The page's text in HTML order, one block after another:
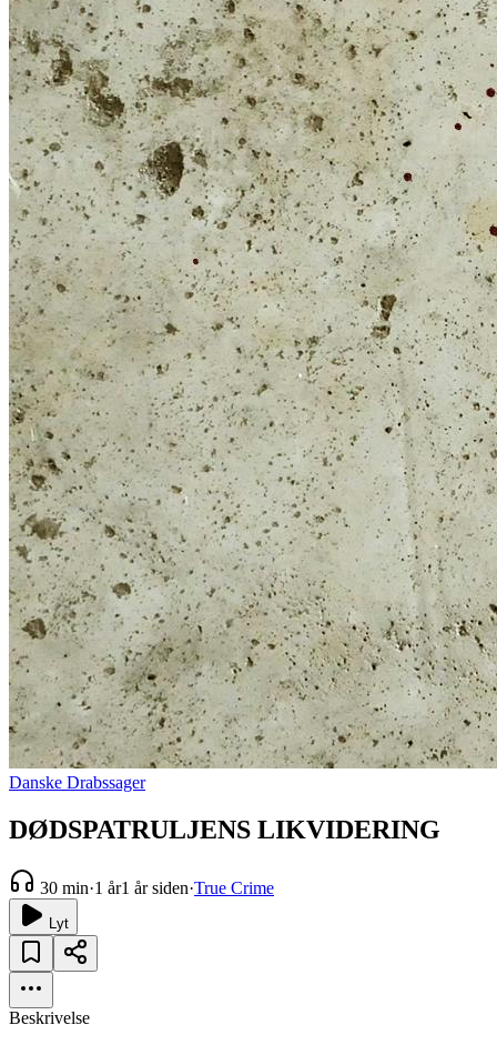
Danske Drabssager
DØDSPATRULJENS LIKVIDERING
30 min·1 år1 år siden·True Crime
Lyt
Beskrivelse